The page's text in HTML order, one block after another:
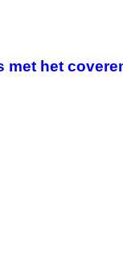
met het